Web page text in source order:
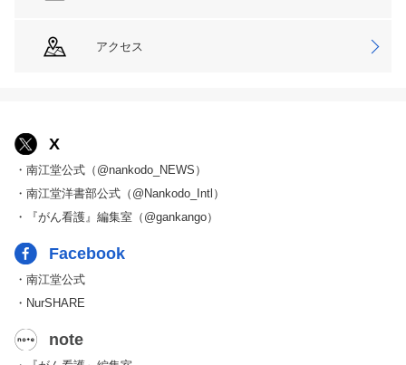
アクセス
X
・南江堂公式（@nankodo_NEWS）
・南江堂洋書部公式（@Nankodo_Intl）
・『がん看護』編集室（@gankango）
Facebook
・南江堂公式
・NurSHARE
note